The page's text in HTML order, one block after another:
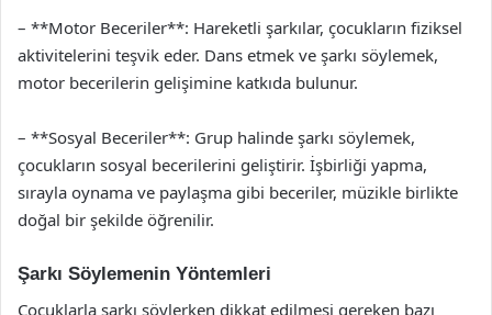
– **Motor Beceriler**: Hareketli şarkılar, çocukların fiziksel
aktivitelerini teşvik eder. Dans etmek ve şarkı söylemek,
motor becerilerin gelişimine katkıda bulunur.
– **Sosyal Beceriler**: Grup halinde şarkı söylemek,
çocukların sosyal becerilerini geliştirir. İşbirliği yapma,
sırayla oynama ve paylaşma gibi beceriler, müzikle birlikte
doğal bir şekilde öğrenilir.
Şarkı Söylemenin Yöntemleri
Çocuklarla şarkı söylerken dikkat edilmesi gereken bazı